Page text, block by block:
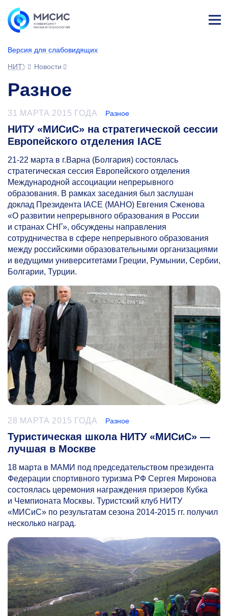
Версия для слабовидящих
НИТУ МИСИС
Новости
Разное
31 МАРТА 2015 ГОДА Разное
НИТУ «МИСиС» на стратегической сессии
Европейского отделения IACE
21-22 марта в г.Варна (Болгария) состоялась
стратегическая сессия Европейского отделения
Международной ассоциации непрерывного
образования. В рамках заседания был заслушан
доклад Президента IACE (МАНО) Евгения Сженова
«О развитии непрерывного образования в России
и странах СНГ», обсуждены направления
сотрудничества в сфере непрерывного образования
между российскими образовательными организациями
и ведущими университетами Греции, Румынии, Сербии,
Болгарии, Турции.
28 МАРТА 2015 ГОДА Разное
Туристическая школа НИТУ «МИСиС» —
лучшая в Москве
18 марта в МАМИ под председательством президента
Федерации спортивного туризма РФ Сергея Миронова
состоялась церемония награждения призеров Кубка
и Чемпионата Москвы. Туристский клуб НИТУ
«МИСиС» по результатам сезона 2014-2015 гг. получил
несколько наград.